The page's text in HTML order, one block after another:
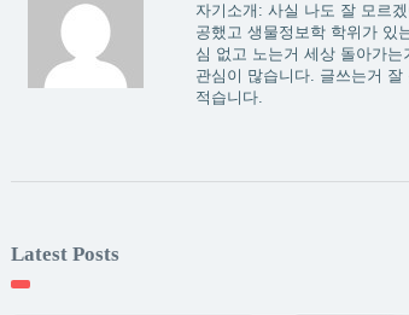
자기소개: 사실 나도 잘 모르
공했고 생물정보학 학위가 있
심 없고 노는거 세상 돌아가는
관심이 많습니다. 글쓰는거 잘
적습니다.
Latest Posts